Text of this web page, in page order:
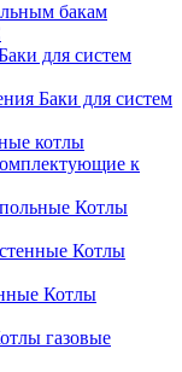
бакам
для систем
Баки для систем
котлы
к
Котлы
Котлы
Котлы
газовые